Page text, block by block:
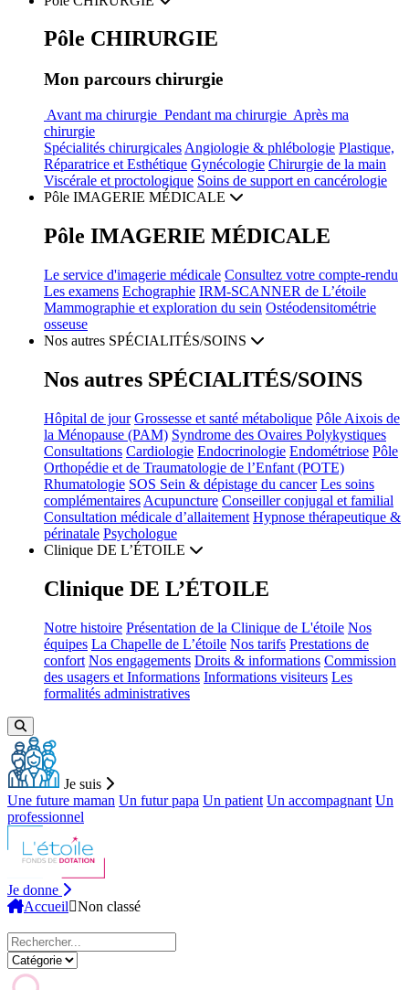
Pôle CHIRURGIE
Mon parcours chirurgie
Avant ma chirurgie Pendant ma chirurgie Après ma
chirurgie
Spécialités chirurgicales Angiologie & phlébologie Plastique,
Réparatrice et Esthétique Gynécologie Chirurgie de la main
Viscérale et proctologique Soins de support en cancérologie
Pôle IMAGERIE MÉDICALE
Pôle IMAGERIE MÉDICALE
Le service d'imagerie médicale Consultez votre compte-rendu
Les examens Echographie IRM-SCANNER de L’étoile
Mammographie et exploration du sein Ostéodensitométrie
osseuse
Nos autres SPÉCIALITÉS/SOINS
Nos autres SPÉCIALITÉS/SOINS
Hôpital de jour Grossesse et santé métabolique Pôle Aixois de
la Ménopause (PAM) Syndrome des Ovaires Polykystiques
Consultations Cardiologie Endocrinologie Endométriose Pôle
Orthopédie et de Traumatologie de l’Enfant (POTE)
Rhumatologie SOS Sein & dépistage du cancer Les soins
complémentaires Acupuncture Conseiller conjugal et familial
Consultation médicale d’allaitement Hypnose thérapeutique &
périnatale Psychologue
Clinique DE L’ÉTOILE
Clinique DE L’ÉTOILE
Notre histoire Présentation de la Clinique de L'étoile Nos
équipes La Chapelle de L’étoile Nos tarifs Prestations de
confort Nos engagements Droits & informations Commission
des usagers et Informations Informations visiteurs Les
formalités administratives
Je suis
Une future maman Un futur papa Un patient Un accompagnant Un
professionnel
Je donne
Accueil
Non classé